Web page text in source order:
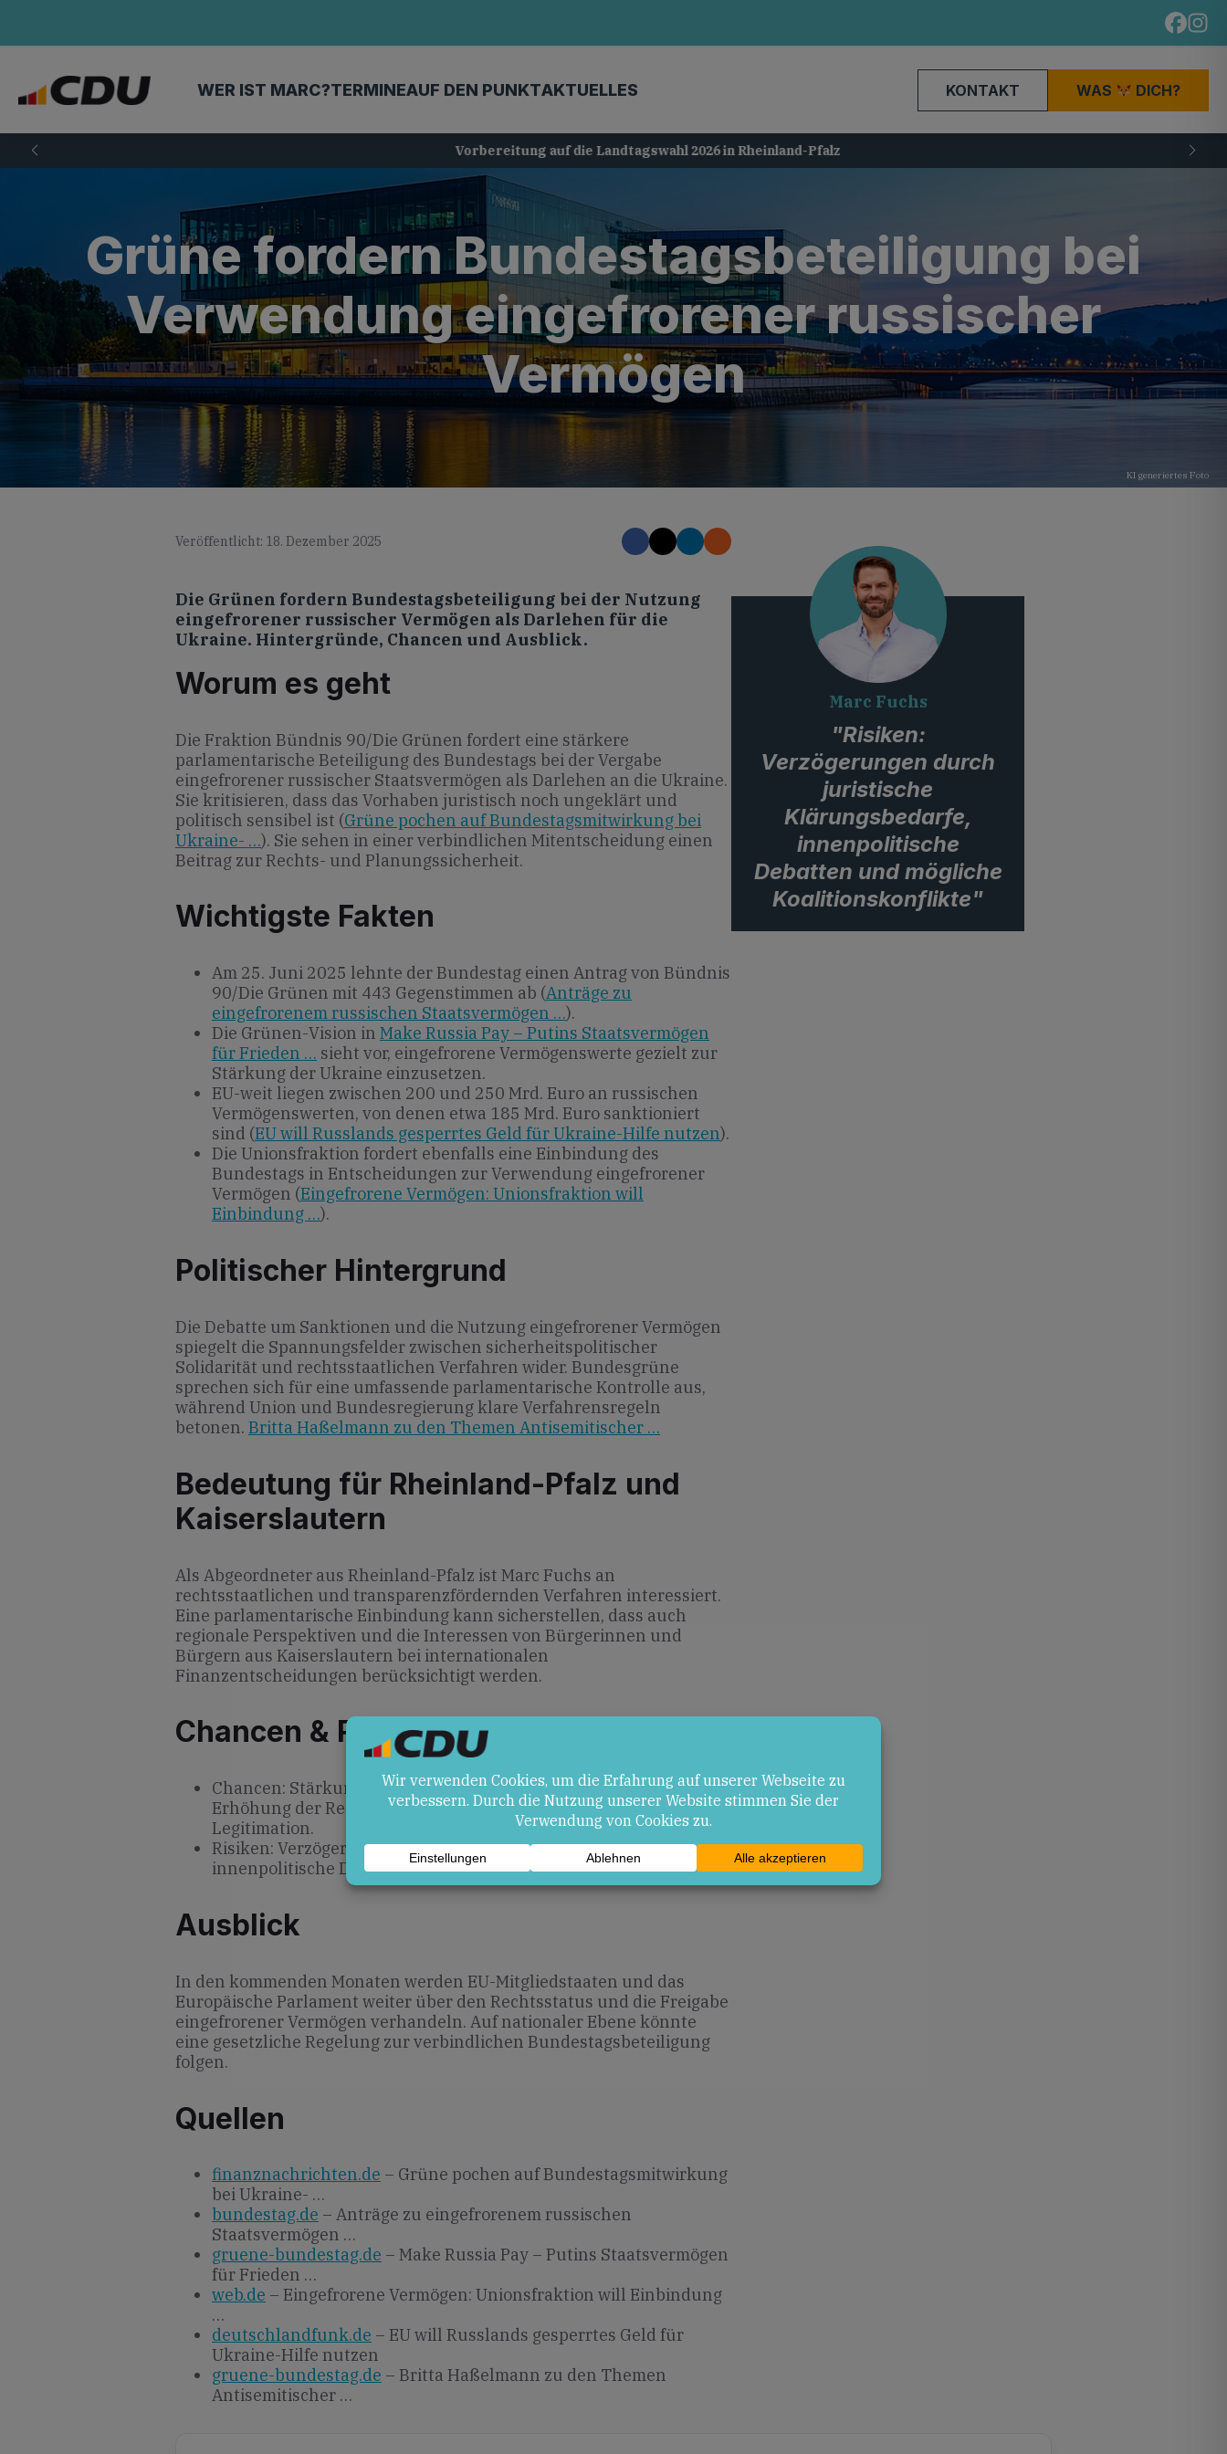
WER IST MARC?TERMINEAUF DEN PUNKTAKTUELLES KONTAKT WAS DICH?
Vorbereitung auf die Landtagswahl 2026 in Rheinland-Pfalz
Grüne fordern Bundestagsbeteiligung bei
Verwendung eingefrorener russischer
Vermögen
KI generiertes Foto
Veröffentlicht: 18. Dezember 2025
Die Grünen fordern Bundestagsbeteiligung bei der Nutzung
eingefrorener russischer Vermögen als Darlehen für die
Ukraine. Hintergründe, Chancen und Ausblick.
Worum es geht
Die Fraktion Bündnis 90/Die Grünen fordert eine stärkere
parlamentarische Beteiligung des Bundestags bei der Vergabe
eingefrorener russischer Staatsvermögen als Darlehen an die Ukraine.
Sie kritisieren, dass das Vorhaben juristisch noch ungeklärt und
politisch sensibel ist (Grüne pochen auf Bundestagsmitwirkung bei
Ukraine- …). Sie sehen in einer verbindlichen Mitentscheidung einen
Beitrag zur Rechts- und Planungssicherheit.
Wichtigste Fakten
Am 25. Juni 2025 lehnte der Bundestag einen Antrag von Bündnis
90/Die Grünen mit 443 Gegenstimmen ab (Anträge zu
eingefrorenem russischen Staatsvermögen …).
Die Grünen-Vision in Make Russia Pay – Putins Staatsvermögen
für Frieden … sieht vor, eingefrorene Vermögenswerte gezielt zur
Stärkung der Ukraine einzusetzen.
EU-weit liegen zwischen 200 und 250 Mrd. Euro an russischen
Vermögenswerten, von denen etwa 185 Mrd. Euro sanktioniert
sind (EU will Russlands gesperrtes Geld für Ukraine-Hilfe nutzen).
Die Unionsfraktion fordert ebenfalls eine Einbindung des
Bundestags in Entscheidungen zur Verwendung eingefrorener
Vermögen (Eingefrorene Vermögen: Unionsfraktion will
Einbindung …).
Politischer Hintergrund
Die Debatte um Sanktionen und die Nutzung eingefrorener Vermögen
spiegelt die Spannungsfelder zwischen sicherheitspolitischer
Solidarität und rechtsstaatlichen Verfahren wider. Bundesgrüne
sprechen sich für eine umfassende parlamentarische Kontrolle aus,
während Union und Bundesregierung klare Verfahrensregeln
betonen. Britta Haßelmann zu den Themen Antisemitischer …
Bedeutung für Rheinland-Pfalz und
Kaiserslautern
Als Abgeordneter aus Rheinland-Pfalz ist Marc Fuchs an
rechtsstaatlichen und transparenzfördernden Verfahren interessiert.
Eine parlamentarische Einbindung kann sicherstellen, dass auch
regionale Perspektiven und die Interessen von Bürgerinnen und
Bürgern aus Kaiserslautern bei internationalen
Finanzentscheidungen berücksichtigt werden.
Chancen & Risiken
Chancen: Stärkung der Ukraine durch zusätzliche Mittel,
Erhöhung der Rechts- und Planungssicherheit, demokratische
Legitimation.
Risiken: Verzögerungen durch juristische Klärungsbedarfe,
innenpolitische Debatten und mögliche Koalitionskonflikte.
Ausblick
In den kommenden Monaten werden EU-Mitgliedstaaten und das
Europäische Parlament weiter über den Rechtsstatus und die Freigabe
eingefrorener Vermögen verhandeln. Auf nationaler Ebene könnte
eine gesetzliche Regelung zur verbindlichen Bundestagsbeteiligung
folgen.
Quellen
finanznachrichten.de – Grüne pochen auf Bundestagsmitwirkung
bei Ukraine- …
bundestag.de – Anträge zu eingefrorenem russischen
Staatsvermögen …
gruene-bundestag.de – Make Russia Pay – Putins Staatsvermögen
für Frieden …
web.de – Eingefrorene Vermögen: Unionsfraktion will Einbindung
…
deutschlandfunk.de – EU will Russlands gesperrtes Geld für
Ukraine-Hilfe nutzen
gruene-bundestag.de – Britta Haßelmann zu den Themen
Antisemitischer …
Marc Fuchs
"Risiken:
Verzögerungen durch
juristische
Klärungsbedarfe,
innenpolitische
Debatten und mögliche
Koalitionskonflikte"